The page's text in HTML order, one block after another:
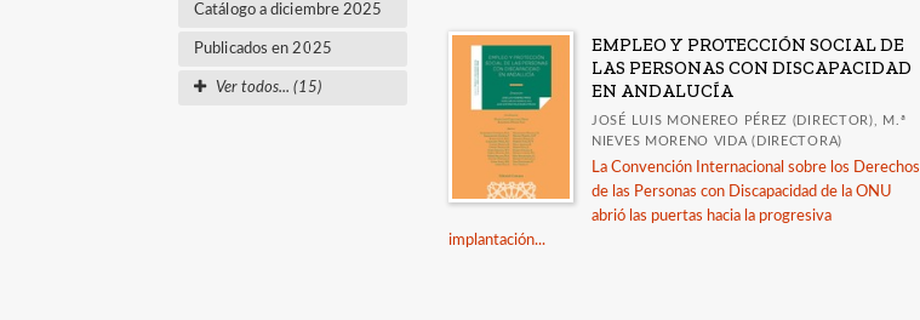
Catálogo a diciembre 2025
Publicados en 2025
Ver todos... (15)
EMPLEO Y PROTECCIÓN SOCIAL DE
LAS PERSONAS CON DISCAPACIDAD
EN ANDALUCÍA
JOSÉ LUIS MONEREO PÉREZ (DIRECTOR), M.ª
NIEVES MORENO VIDA (DIRECTORA)
La Convención Internacional sobre los Derechos
de las Personas con Discapacidad de la ONU
abrió las puertas hacia la progresiva
implantación...